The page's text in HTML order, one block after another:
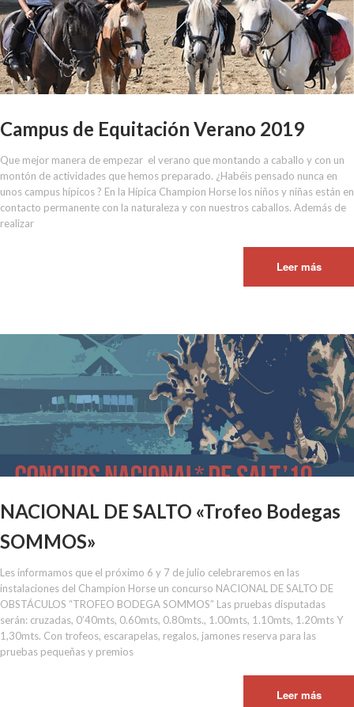
Campus de Equitación Verano 2019
Que mejor manera de empezar el verano que montando a caballo y con un
montón de actividades que hemos preparado. ¿Habéis pensado nunca en
unos campus hípicos ? En la Hípica Champion Horse los niños y niñas están en
contacto permanente con la naturaleza y con nuestros caballos. Además de
realizar
Leer más
NACIONAL DE SALTO «Trofeo Bodegas
SOMMOS»
Les informamos que el próximo 6 y 7 de julio celebraremos en las
instalaciones del Champion Horse un concurso NACIONAL DE SALTO DE
OBSTÁCULOS “TROFEO BODEGA SOMMOS” Las pruebas disputadas
serán: cruzadas, 0’40mts, 0.60mts, 0.80mts., 1.00mts, 1.10mts, 1.20mts Y
1,30mts. Con trofeos, escarapelas, regalos, jamones reserva para las
pruebas pequeñas y premios
Leer más